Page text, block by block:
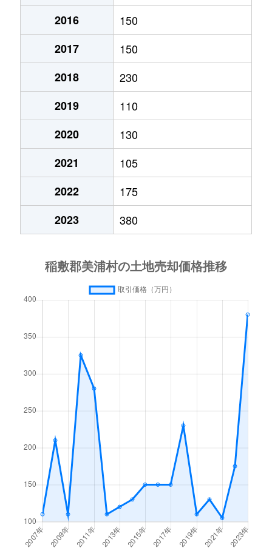
2016
150
2017
150
2018
230
2019
110
2020
130
2021
105
2022
175
2023
380